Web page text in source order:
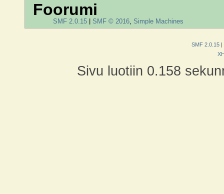
Foorumi
SMF 2.0.15| SMF © 2016, Simple Machines
SMF 2.0.15 |
Sivu luotiin 0.158